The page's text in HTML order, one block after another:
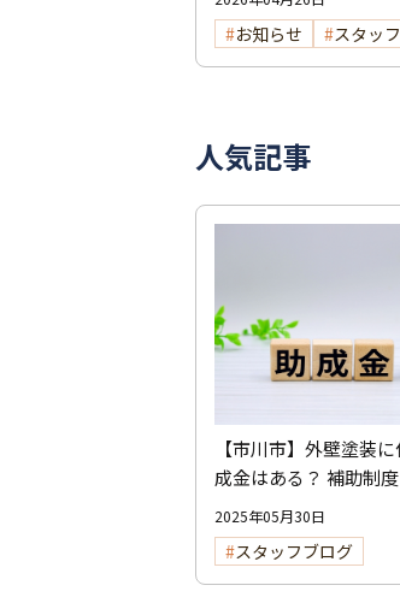
お知らせ スタッ
人気記事
【市川市】外壁塗装
成金はある？ 補助制
を抑えるコツを紹介
2025年05月30日
スタッフブログ